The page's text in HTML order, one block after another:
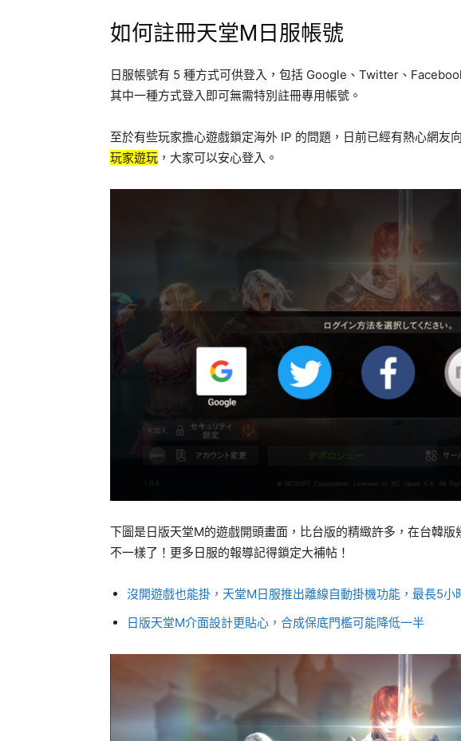
如何註冊天堂M日服帳號
日服帳號有 5 種方式可供登入，包括 Google、Twitter、
其中一種方式登入即可無需特別註冊專用帳號。
至於有些玩家擔心遊戲鎖定海外 IP 的問題，日前已經有熱心網友
玩家遊玩 ，大家可以安心登入。
下圖是日版天堂M的遊戲開頭畫面，比台版的精緻許多，在台韓
不一樣了！更多日服的報導記得鎖定大補帖！
沒開遊戲也能掛，天堂M日服推出離線自動掛機功能，最長5小
日版天堂M介面設計更貼心，合成保底門檻可能降低一半